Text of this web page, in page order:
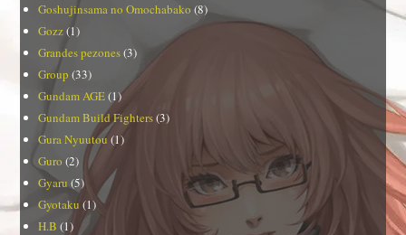
Goshujinsama no Omochabako (8)
Gozz(1)
Grandes pezones(3)
Group (33)
Gundam AGE(1)
Gundam Build Fighters(3)
Gura Nyuutou(1)
Guro (2)
Gyaru (5)
Gyotaku (1)
H.B (1)